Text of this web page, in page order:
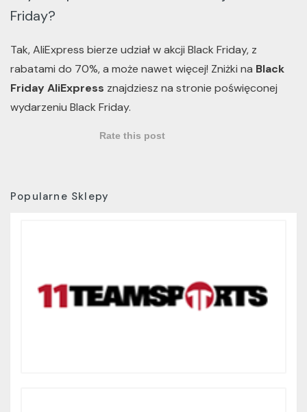
Friday?
Tak, AliExpress bierze udział w akcji Black Friday, z
rabatami do 70%, a może nawet więcej! Zniżki na Black
Friday AliExpress znajdziesz na stronie poświęconej
wydarzeniu Black Friday.
Rate this post
Popularne Sklepy